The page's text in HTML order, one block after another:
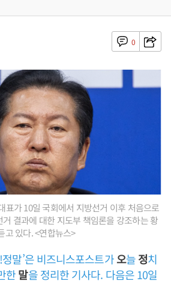
0
가 10일 국회에서 지방선거 이후 처음으로
결과에 대한 지도부 책임론을 강조하는 황
고 있다. <연합뉴스>
정말’은 비즈니스포스트가오늘정치
한말을 정리한 기사다. 다음은 10일